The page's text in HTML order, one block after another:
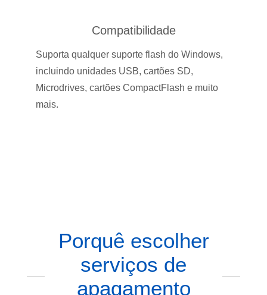
Compatibilidade
Suporta qualquer suporte flash do Windows,
incluindo unidades USB, cartões SD,
Microdrives, cartões CompactFlash e muito
mais.
Porquê escolher
serviços de
apagamento